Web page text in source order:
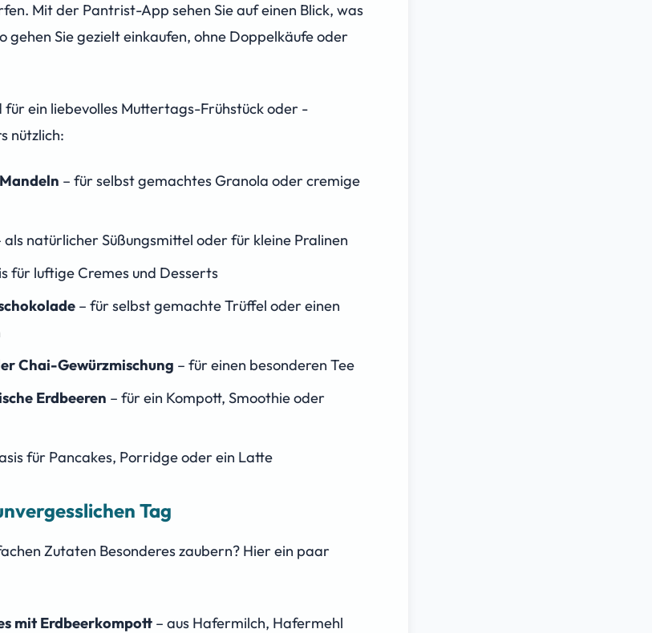
Mit der Pantrist-App sehen Sie auf einen Blick, was
gehen Sie gezielt einkaufen, ohne Doppelkäufe oder
für ein liebevolles Muttertags-Frühstück oder -
nützlich:
– für selbst gemachtes Granola oder cremige
als natürlicher Süßungsmittel oder für kleine Pralinen
für luftige Cremes und Desserts
– für selbst gemachte Trüffel oder einen
Chai-Gewürzmischung – für einen besonderen Tee
Erdbeeren – für ein Kompott, Smoothie oder
für Pancakes, Porridge oder ein Latte
Tag
Zutaten Besonderes zaubern? Hier ein paar
mit Erdbeerkompott – aus Hafermilch, Hafermehl